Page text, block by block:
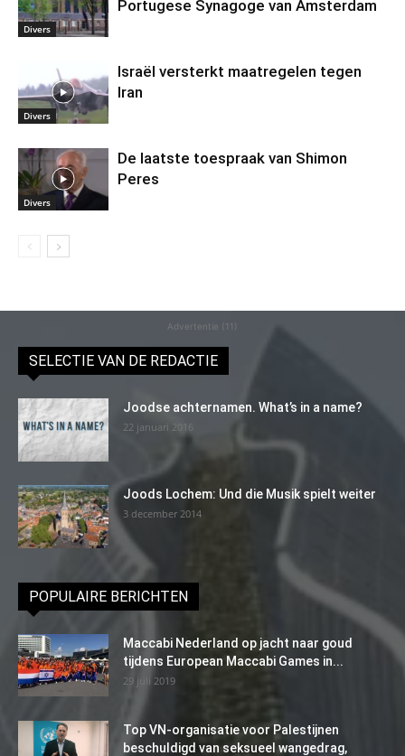
Divers
Portugese Synagoge van Amsterdam
Divers
Israël versterkt maatregelen tegen
Iran
Divers
De laatste toespraak van Shimon
Peres
Advertentie (11)
SELECTIE VAN DE REDACTIE
Joodse achternamen. What’s in a name?
22 januari 2016
Joods Lochem: Und die Musik spielt weiter
3 december 2014
POPULAIRE BERICHTEN
Maccabi Nederland op jacht naar goud
tijdens European Maccabi Games in...
29 juli 2019
Top VN-organisatie voor Palestijnen
beschuldigd van seksueel wangedrag,